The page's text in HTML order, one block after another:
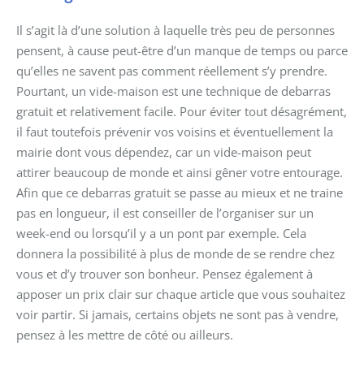
Il s’agit là d’une solution à laquelle très peu de personnes
pensent, à cause peut-être d’un manque de temps ou parce
qu’elles ne savent pas comment réellement s’y prendre.
Pourtant, un vide-maison est une technique de debarras
gratuit et relativement facile. Pour éviter tout désagrément,
il faut toutefois prévenir vos voisins et éventuellement la
mairie dont vous dépendez, car un vide-maison peut
attirer beaucoup de monde et ainsi gêner votre entourage.
Afin que ce debarras gratuit se passe au mieux et ne traine
pas en longueur, il est conseiller de l’organiser sur un
week-end ou lorsqu’il y a un pont par exemple. Cela
donnera la possibilité à plus de monde de se rendre chez
vous et d’y trouver son bonheur. Pensez également à
apposer un prix clair sur chaque article que vous souhaitez
voir partir. Si jamais, certains objets ne sont pas à vendre,
pensez à les mettre de côté ou ailleurs.